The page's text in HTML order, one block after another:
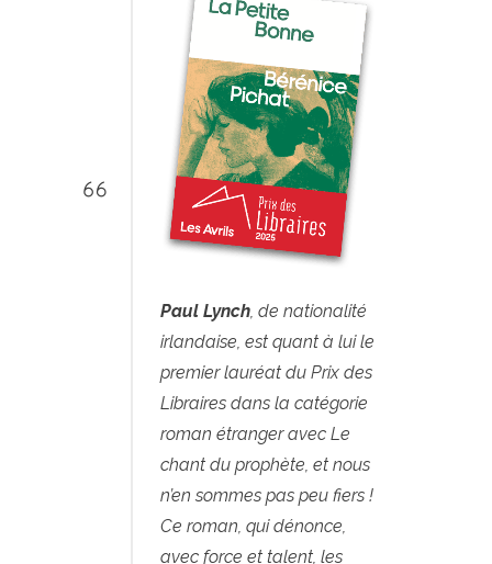
Paul Lynch , de nationalité
irlandaise, est quant à lui le
premier lauréat du Prix des
Libraires dans la catégorie
roman étranger avec Le
chant du prophète, et nous
n’en sommes pas peu fiers !
Ce roman, qui dénonce,
avec force et talent, les